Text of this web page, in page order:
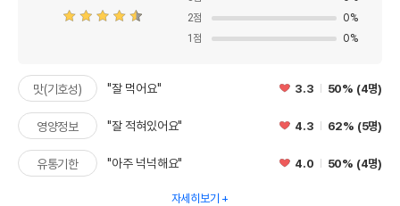
2점 0%
1 점 0%
맛(기호성) "잘 먹어요" 3.3 50% (4명)
영양정보 "잘 적혀있어요" 4.3 62% (5명)
유통기한 "아주 넉넉해요" 4.0 50% (4명)
자세히보기